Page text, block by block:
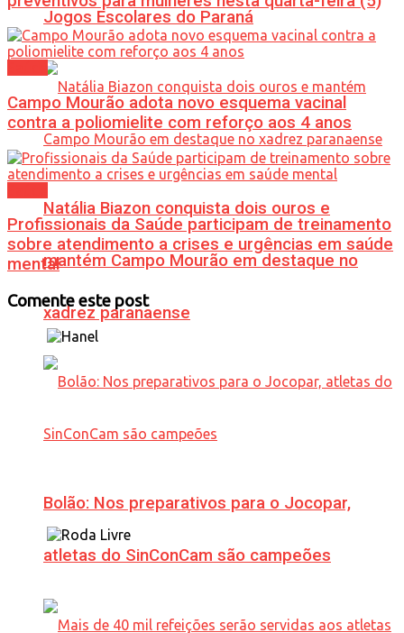
Jogos Escolares do Paraná
Natália Biazon conquista dois ouros e
mantém Campo Mourão em destaque no
xadrez paranaense
Bolão: Nos preparativos para o Jocopar,
atletas do SinConCam são campeões
Campo Mourão adota novo esquema vacinal
contra a poliomielite com reforço aos 4 anos
Profissionais da Saúde participam de treinamento
sobre atendimento a crises e urgências em saúde
mental
Comente este post